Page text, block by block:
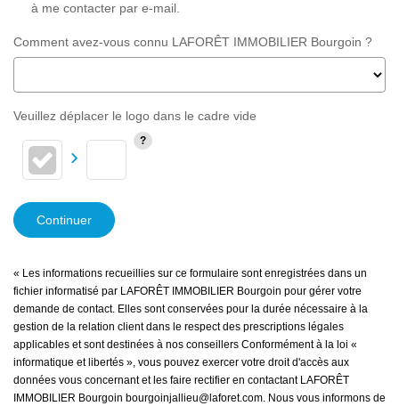
à me contacter par e-mail.
Comment avez-vous connu LAFORÊT IMMOBILIER Bourgoin ?
Veuillez déplacer le logo dans le cadre vide
Continuer
« Les informations recueillies sur ce formulaire sont enregistrées dans un
fichier informatisé par LAFORÊT IMMOBILIER Bourgoin pour gérer votre
demande de contact. Elles sont conservées pour la durée nécessaire à la
gestion de la relation client dans le respect des prescriptions légales
applicables et sont destinées à nos conseillers Conformément à la loi «
informatique et libertés », vous pouvez exercer votre droit d'accès aux
données vous concernant et les faire rectifier en contactant LAFORÊT
IMMOBILIER Bourgoin bourgoinjallieu@laforet.com. Nous vous informons de